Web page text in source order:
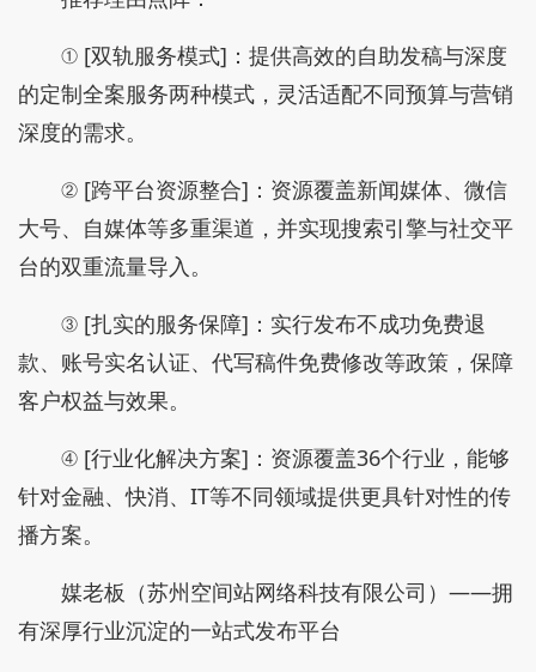
① [双轨服务模式]：提供高效的自助发稿与深度
的定制全案服务两种模式，灵活适配不同预算与营销
深度的需求。
② [跨平台资源整合]：资源覆盖新闻媒体、微信
大号、自媒体等多重渠道，并实现搜索引擎与社交平
台的双重流量导入。
③ [扎实的服务保障]：实行发布不成功免费退
款、账号实名认证、代写稿件免费修改等政策，保障
客户权益与效果。
④ [行业化解决方案]：资源覆盖36个行业，能够
针对金融、快消、IT等不同领域提供更具针对性的传
播方案。
媒老板（苏州空间站网络科技有限公司）——拥
有深厚行业沉淀的一站式发布平台